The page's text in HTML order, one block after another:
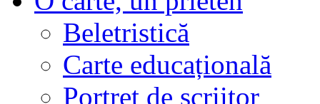
Beletristică
Carte educațională
Portret de scriitor